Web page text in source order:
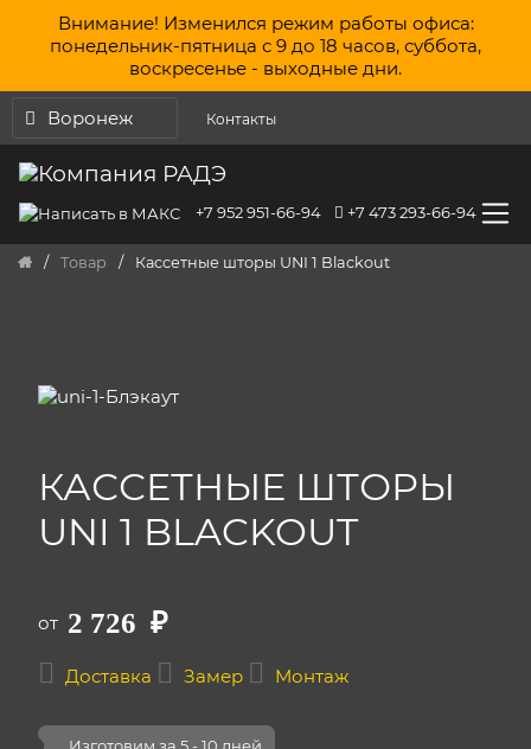
Внимание! Изменился режим работы офиса:
понедельник-пятница с 9 до 18 часов, суббота,
воскресенье - выходные дни.
Воронеж Контакты
+7 952 951-66-94 +7 473 293-66-94
/ Товар / Кассетные шторы UNI 1 Blackout
КАССЕТНЫЕ ШТОРЫ
UNI 1 BLACKOUT
от 2 726 ₽
Доставка Замер Монтаж